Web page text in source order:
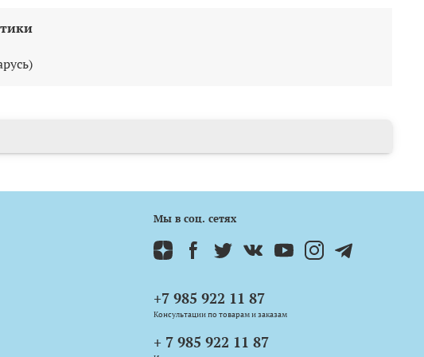
Мы в соц. сетях
+7 985 922 11 87
Консультации по товарам и заказам
+ 7 985 922 11 87